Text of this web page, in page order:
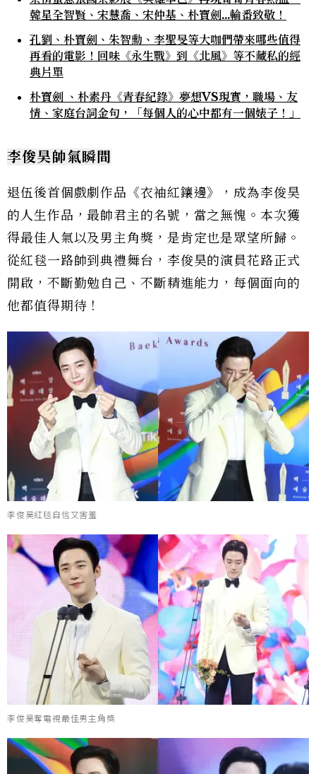
韓星全智賢、宋慧喬、宋仲基、朴寶劍...輪番致敬！
孔劉、朴寶劍、朱智勳、李聖旻等大咖們帶來哪些值得
再看的電影！回味《永生戰》到《北風》等不藏私的經
典片單
朴寶劍 、朴素丹《青春紀錄》夢想VS現實，職場、友
情、家庭台詞金句，「每個人的心中都有一個婊子！」
李俊昊帥氣瞬間
退伍後首個戲劇作品《衣袖紅鑲邊》，成為李俊昊
的人生作品，最帥君主的名號，當之無愧。本次獲
得最佳人氣以及男主角獎，是肯定也是眾望所歸。
從紅毯一路帥到典禮舞台，李俊昊的演員花路正式
開啟，不斷勤勉自己、不斷精進能力，每個面向的
他都值得期待！
李俊昊紅毯自信又害羞
李俊昊奪電視最佳男主角獎